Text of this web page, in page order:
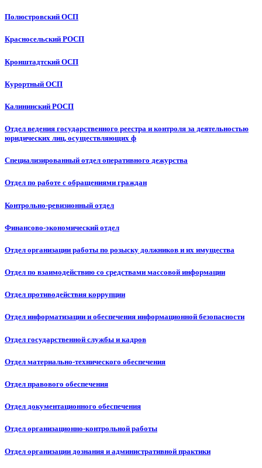
Полюстровский ОСП
Красносельский РОСП
Кронштадтский ОСП
Курортный ОСП
Калининский РОСП
Отдел ведения государственного реестра и контроля за деятельностью
юридических лиц, осуществляющих ф
Специализированный отдел оперативного дежурства
Отдел по работе с обращениями граждан
Контрольно-ревизионный отдел
Финансово-экономический отдел
Отдел организации работы по розыску должников и их имущества
Отдел по взаимодействию со средствами массовой информации
Отдел противодействия коррупции
Отдел информатизации и обеспечения информационной безопасности
Отдел государственной службы и кадров
Отдел материально-технического обеспечения
Отдел правового обеспечения
Отдел документационного обеспечения
Отдел организационно-контрольной работы
Отдел организации дознания и административной практики